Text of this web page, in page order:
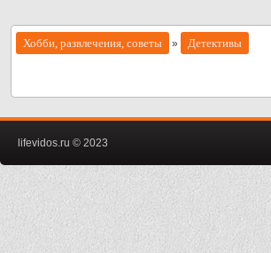
Хобби, развлечения, советы » Детективы
lifevidos.ru © 2023